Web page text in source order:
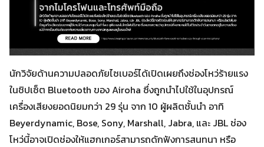
นักวิจัยด้านความปลอดภัยไซเบอร์ได้เปิดเผยถึงช่องโหว่ร้ายแรง
ในชิปเซ็ต Bluetooth ของ Airoha ซึ่งถูกนำไปใช้ในอุปกรณ์
เครื่องเสียงยอดนิยมกว่า 29 รุ่น จาก 10 ผู้ผลิตชั้นนำ อาทิ
Beyerdynamic, Bose, Sony, Marshall, Jabra, และ JBL ช่อง
โหว่นี้อาจเปิดช่องให้แฮกเกอร์สามารถดักฟังการสนทนา หรือ